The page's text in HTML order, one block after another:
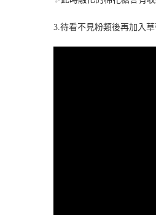
3.待看不見粉類後再加入